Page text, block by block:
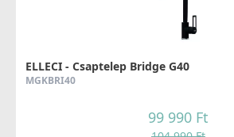
ELLECI - Csaptelep Bridge G40
MGKBRI40
99 990 Ft